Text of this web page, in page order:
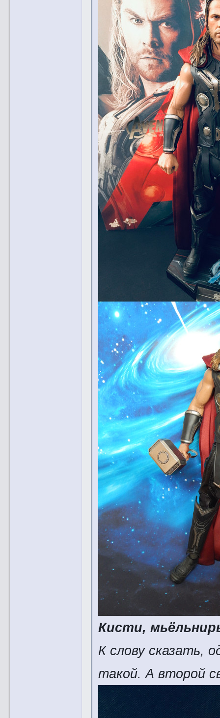
Кисти,
К слову сказать,
такой. А второй